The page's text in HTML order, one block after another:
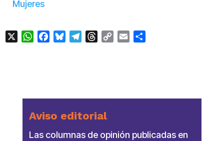
Mujeres
WhatsApp
FacebookBlueskyTelegramThreads
Copy Email
Aviso editorial
Las columnas de opinión publicadas en